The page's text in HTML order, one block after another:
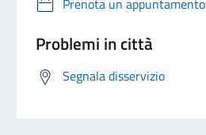
Problemi in città
Segnala disservizio